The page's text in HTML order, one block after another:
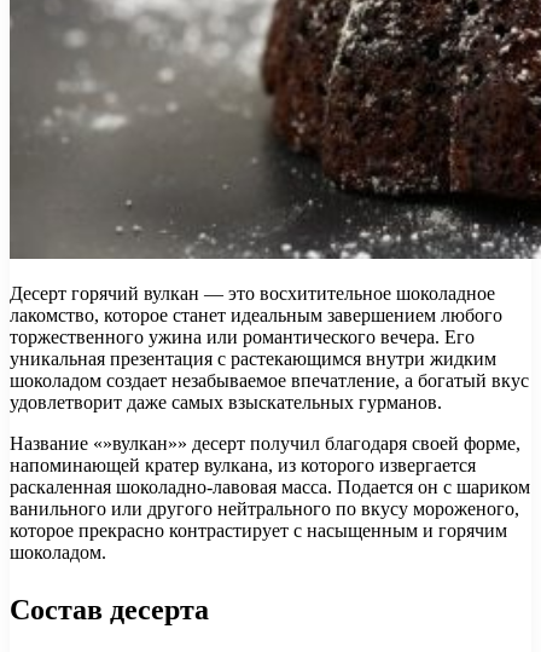
Десерт горячий вулкан — это восхитительное шоколадное
лакомство, которое станет идеальным завершением любого
торжественного ужина или романтического вечера. Его
уникальная презентация с растекающимся внутри жидким
шоколадом создает незабываемое впечатление, а богатый вкус
удовлетворит даже самых взыскательных гурманов.
Название «»вулкан»» десерт получил благодаря своей форме,
напоминающей кратер вулкана, из которого извергается
раскаленная шоколадно-лавовая масса. Подается он с шариком
ванильного или другого нейтрального по вкусу мороженого,
которое прекрасно контрастирует с насыщенным и горячим
шоколадом.
Состав десерта